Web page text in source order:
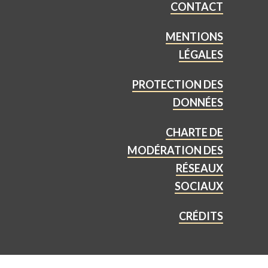
CONTACT
MENTIONS
LÉGALES
PROTECTION DES
DONNÉES
CHARTE DE
MODÉRATION DES
RÉSEAUX
SOCIAUX
CRÉDITS